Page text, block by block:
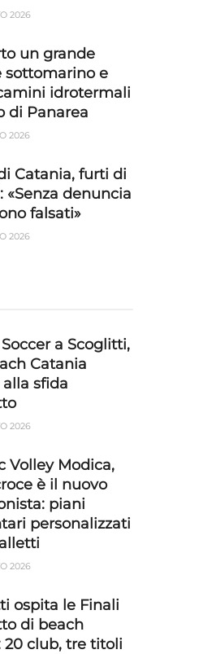
2026
un grande
sottomarino e
idrotermali
di Panarea
2026
Catania, furti di
«Senza denuncia
falsati»
2026
a Scoglitti,
Catania
sfida
2026
Volley Modica,
è il nuovo
piani
personalizzati
2026
ospita le Finali
di beach
20 club, tre titoli